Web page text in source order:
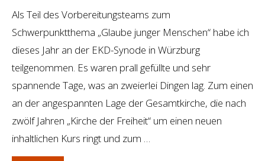
Als Teil des Vorbereitungsteams zum
Schwerpunktthema „Glaube junger Menschen“ habe ich
dieses Jahr an der EKD-Synode in Würzburg
teilgenommen. Es waren prall gefüllte und sehr
spannende Tage, was an zweierlei Dingen lag. Zum einen
an der angespannten Lage der Gesamtkirche, die nach
zwölf Jahren „Kirche der Freiheit“ um einen neuen
inhaltlichen Kurs ringt und zum …